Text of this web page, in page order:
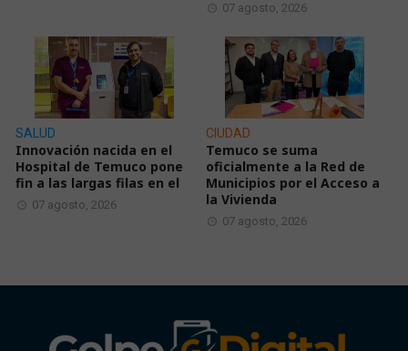
07 agosto, 2026
SALUD
Innovación nacida en el
Hospital de Temuco pone
fin a las largas filas en el
07 agosto, 2026
CIUDAD
Temuco se suma
oficialmente a la Red de
Municipios por el Acceso a
la Vivienda
07 agosto, 2026